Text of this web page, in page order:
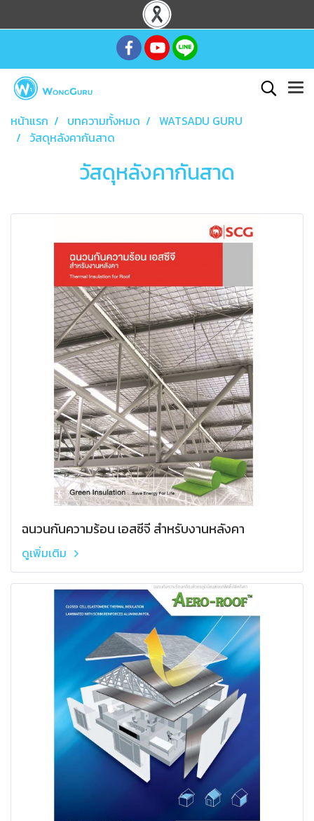
หน้าแรก บทความทั้งหมด
WATSADU GURU
วัสดุหลังคากันสาด
วัสดุหลังคากันสาด
ฉนวนกันความร้อน เอสซีจี สำหรับงานหลังคา
ดูเพิ่มเติม